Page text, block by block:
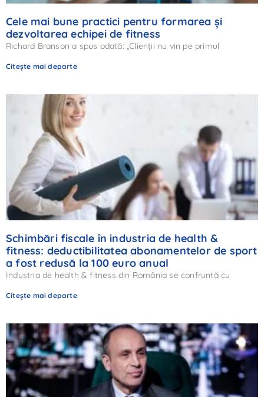
Cele mai bune practici pentru formarea și
dezvoltarea echipei de fitness
Richard Branson a spus odată: „Clienții nu vin pe primul
Citește mai departe
Schimbări fiscale în industria de health &
fitness: deductibilitatea abonamentelor de sport
a fost redusă la 100 euro anual
Industria de health & fitness din România se confruntă cu
Citește mai departe